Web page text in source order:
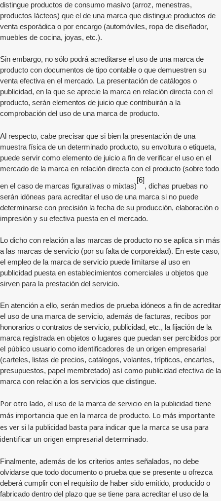
distingue productos de consumo masivo (arroz, menestras,
productos lácteos) que el de una marca que distingue productos de
venta esporádica o por encargo (automóviles, ropa de diseñador,
muebles de cocina, joyas, etc.).
Sin embargo, no sólo podrá acreditarse el uso de una marca de
producto con documentos de tipo contable o que demuestren su
venta efectiva en el mercado. La presentación de catálogos o
publicidad, en la que se aprecie la marca en relación directa con el
producto, serán elementos de juicio que contribuirán a la
comprobación del uso de una marca de producto.
Al respecto, cabe precisar que si bien la presentación de una
muestra física de un determinado producto, su envoltura o etiqueta,
puede servir como elemento de juicio a fin de verificar el uso en el
mercado de la marca en relación directa con el producto (sobre todo
en el caso de marcas figurativas o mixtas)
[6]
, dichas pruebas no
serán idóneas para acreditar el uso de una marca si no puede
determinarse con precisión la fecha de su producción, elaboración o
impresión y su efectiva puesta en el mercado.
Lo dicho con relación a las marcas de producto no se aplica sin más
a las marcas de servicio (por su falta de corporeidad). En este caso,
el empleo de la marca de servicio puede limitarse al uso en
publicidad puesta en establecimientos comerciales u objetos que
sirven para la prestación del servicio.
En atención a ello, serán medios de prueba idóneos a fin de acreditar
el uso de una marca de servicio, además de facturas, recibos por
honorarios o contratos de servicio, publicidad, etc., la fijación de la
marca registrada en objetos o lugares que puedan ser percibidos por
el público usuario como identificadores de un origen empresarial
(carteles, listas de precios, catálogos, volantes, trípticos, encartes,
presupuestos, papel membretado) así como publicidad efectiva de la
marca con relación a los servicios que distingue.
Por otro lado, el uso de la marca de servicio en la publicidad tiene
más importancia que en la marca de producto. Lo más importante
es ver si la publicidad basta para indicar que la marca se usa para
identificar un origen empresarial determinado.
Finalmente, además de los criterios antes señalados, no debe
olvidarse que todo documento o prueba que se presente u ofrezca
deberá cumplir con el requisito de haber sido emitido, producido o
fabricado dentro del plazo que se tiene para acreditar el uso de la